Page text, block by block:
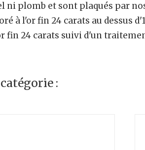
plomb et sont plaqués par
à l'or fin 24 carats au dessus
fin 24 carats suivi d'un
: